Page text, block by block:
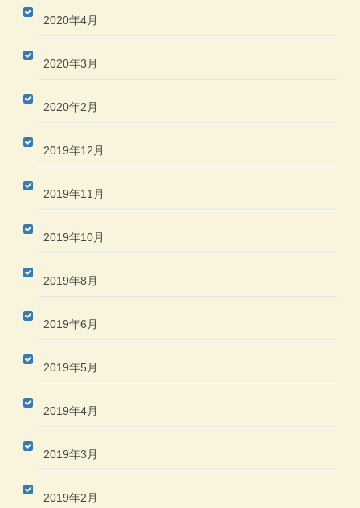
2020年4月
2020年3月
2020年2月
2019年12月
2019年11月
2019年10月
2019年8月
2019年6月
2019年5月
2019年4月
2019年3月
2019年2月